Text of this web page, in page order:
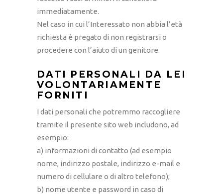
immediatamente.
Nel caso in cui l’Interessato non abbia l’età
richiesta è pregato di non registrarsi o
procedere con l’aiuto di un genitore.
DATI PERSONALI DA LEI
VOLONTARIAMENTE
FORNITI
I dati personali che potremmo raccogliere
tramite il presente sito web includono, ad
esempio:
a) informazioni di contatto (ad esempio
nome, indirizzo postale, indirizzo e-mail e
numero di cellulare o di altro telefono);
b) nome utente e password in caso di